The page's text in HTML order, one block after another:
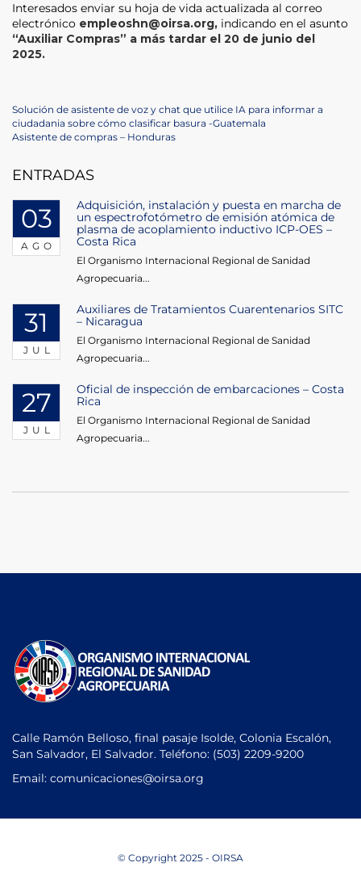
Interesados enviar su hoja de vida actualizada al correo
electrónico empleoshn@oirsa.org, indicando en el asunto
“Auxiliar Compras” a más tardar el 20 de junio del
2025.
Navegación
de
entradas
Previous
Post
Solución de asistente de voz y chat que utilice IA para informar a
ciudadania sobre cómo clasificar basura -Guatemala
Next
Asistente de compras – Honduras
ENTRADAS
03
AGO
Adquisición, instalación y puesta en marcha de
un espectrofotómetro de emisión atómica de
plasma de acoplamiento inductivo ICP-OES –
Costa Rica
El Organismo Internacional Regional de Sanidad
Agropecuaria...
31
JUL
Auxiliares de Tratamientos Cuarentenarios SITC
– Nicaragua
El Organismo Internacional Regional de Sanidad
Agropecuaria...
27
JUL
Oficial de inspección de embarcaciones – Costa
Rica
El Organismo Internacional Regional de Sanidad
Agropecuaria...
Calle Ramón Belloso, final pasaje Isolde, Colonia Escalón,
San Salvador, El Salvador. Teléfono: (503) 2209-9200
Email: comunicaciones@oirsa.org
© Copyright 2025 - OIRSA